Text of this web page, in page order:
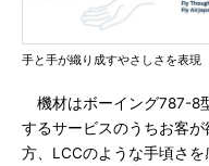
手と手が織り成すやさしさを表現
機材はボーイング787-8
するサービスのうちお客
方、LCCのような手頃さ